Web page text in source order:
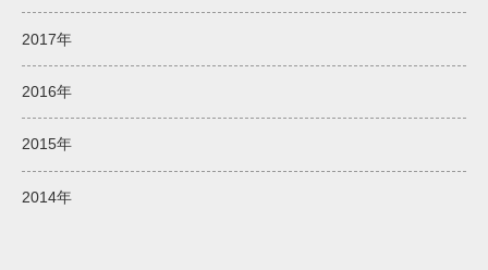
2017年
2016年
2015年
2014年